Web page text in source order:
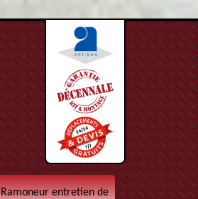
Ramoneur entretien de